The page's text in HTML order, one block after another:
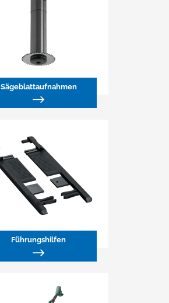
Sägeblattaufnahmen
Führungshilfen